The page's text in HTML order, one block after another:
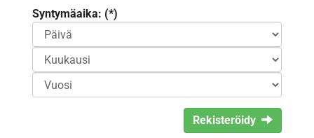
Syntymäaika: (*)
Rekisteröidy